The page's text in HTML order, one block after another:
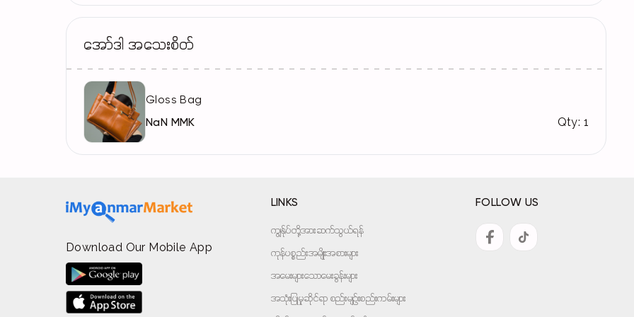
အော်ဒါ အသေးစိတ်
Gloss Bag
NaN MMK
Qty: 1
Download Our Mobile App
LINKS
ကျွန်ုပ်တို့အားဆက်သွယ်ရန်
ကုန်ပစ္စည်းအမျိုးအစားများ
အမေးများသောမေးခွန်းများ
အသုံးပြုမှုဆိုင်ရာ စည်းမျဉ်းစည်းကမ်းများ
FOLLOW US